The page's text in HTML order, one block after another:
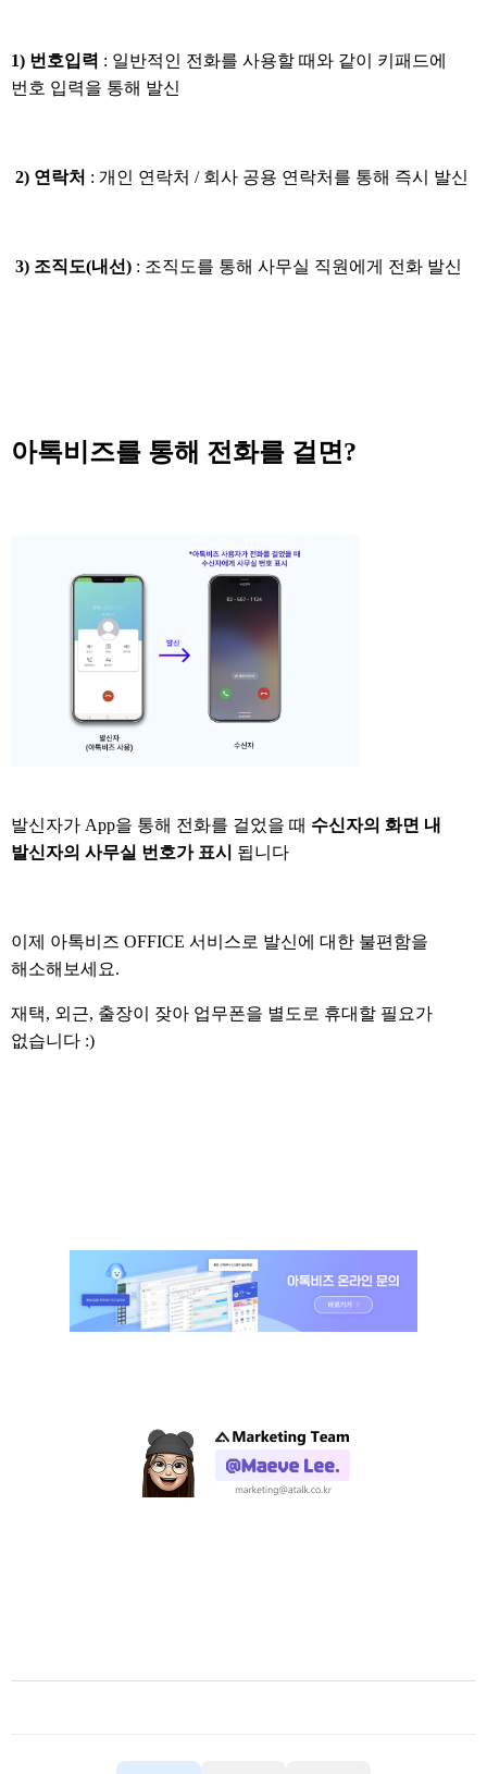
1) 번호입력 : 일반적인 전화를 사용할 때와 같이 키패드에
번호 입력을 통해 발신
2) 연락처 : 개인 연락처 / 회사 공용 연락처를 통해 즉시 발신
3) 조직도(내선) : 조직도를 통해 사무실 직원에게 전화 발신
아톡비즈를 통해 전화를 걸면?
발신자가 App을 통해 전화를 걸었을 때 수신자의 화면 내
발신자의 사무실 번호가 표시 됩니다
이제 아톡비즈 OFFICE 서비스로 발신에 대한 불편함을
해소해보세요.
재택, 외근, 출장이 잦아 업무폰을 별도로 휴대할 필요가
없습니다 :)